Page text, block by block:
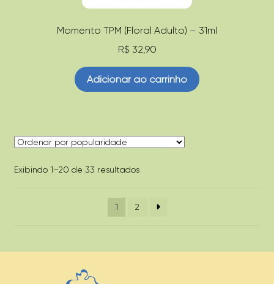
Momento TPM (Floral Adulto) – 31ml
R$ 32,90
Adicionar ao carrinho
Exibindo 1–20 de 33 resultadosClassificado
1
2